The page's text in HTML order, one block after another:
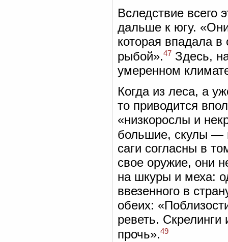
Вследствие всего
дальше к югу.
которая впадала
рыбой».47 Здесь,
умеренном
Когда из леса, а
то приводится
«низкорослы и
большие, скулы —
саги согласны в
свое оружие, они
на шкуры и меха:
ввезенного в
обеих:
реветь.
прочь».49